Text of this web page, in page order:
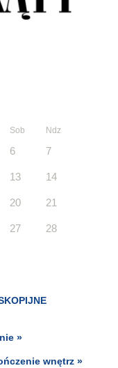
Sob Ndz
6 7
13 14
20 21
27 28
»
wnętrz »